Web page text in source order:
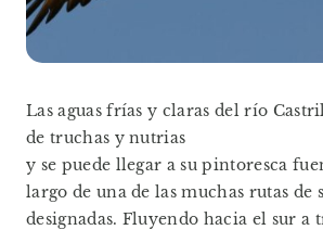
Las aguas frías y claras del río
de truchas y nutrias
y se puede llegar a su pintoresca
largo de una de las muchas rutas de
designadas. Fluyendo hacia el sur a